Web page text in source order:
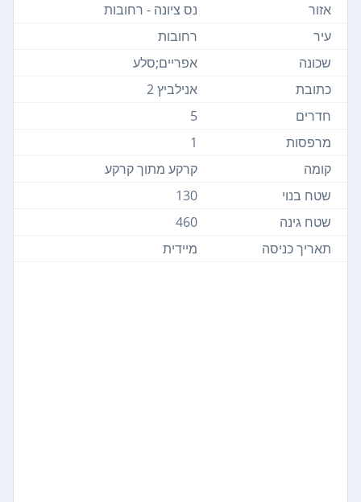
אזור
נס ציונה - רחובות
עיר
רחובות
שכונה
אפריים;סלע
כתובת
אנילביץ 2
חדרים
5
מרפסות
1
קומה
קרקע מתוך קרקע
שטח בנוי
130
שטח גינה
460
תאריך כניסה
מיידית